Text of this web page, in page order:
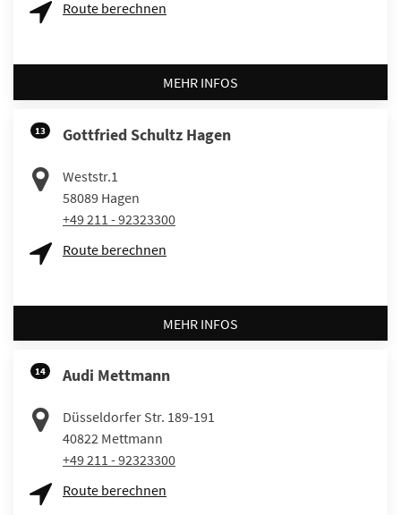
Route berechnen
MEHR INFOS
13 Gottfried Schultz Hagen
Weststr.1
58089 Hagen
+49 211 - 92323300
Route berechnen
MEHR INFOS
14 Audi Mettmann
Düsseldorfer Str. 189-191
40822 Mettmann
+49 211 - 92323300
Route berechnen